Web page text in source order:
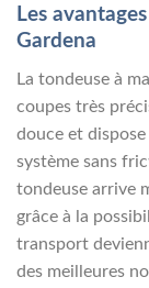
Les
Gardena
La tondeuse à
coupes très
douce et dispose
système sans
tondeuse arrive
grâce à la
transport
des meilleures